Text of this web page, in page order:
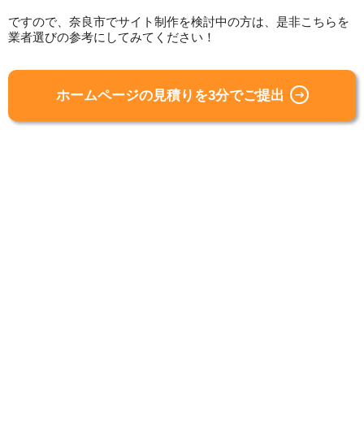
ですので、奈良市でサイト制作を検討中の方は、是非こちらを
業者選びの参考にしてみてください！
ホームページの見積りを3分でご提出